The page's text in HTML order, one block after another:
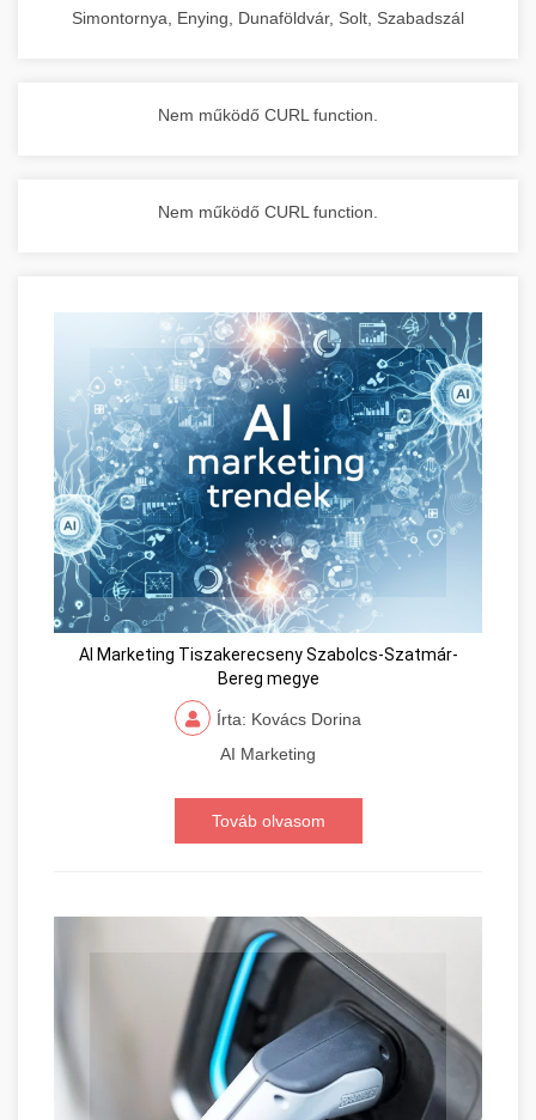
Simontornya, Enying, Dunaföldvár, Solt, Szabadszál
Nem működő CURL function.
Nem működő CURL function.
AI Marketing Tiszakerecseny Szabolcs-Szatmár-
Bereg megye
Írta: Kovács Dorina
AI Marketing
Továb olvasom